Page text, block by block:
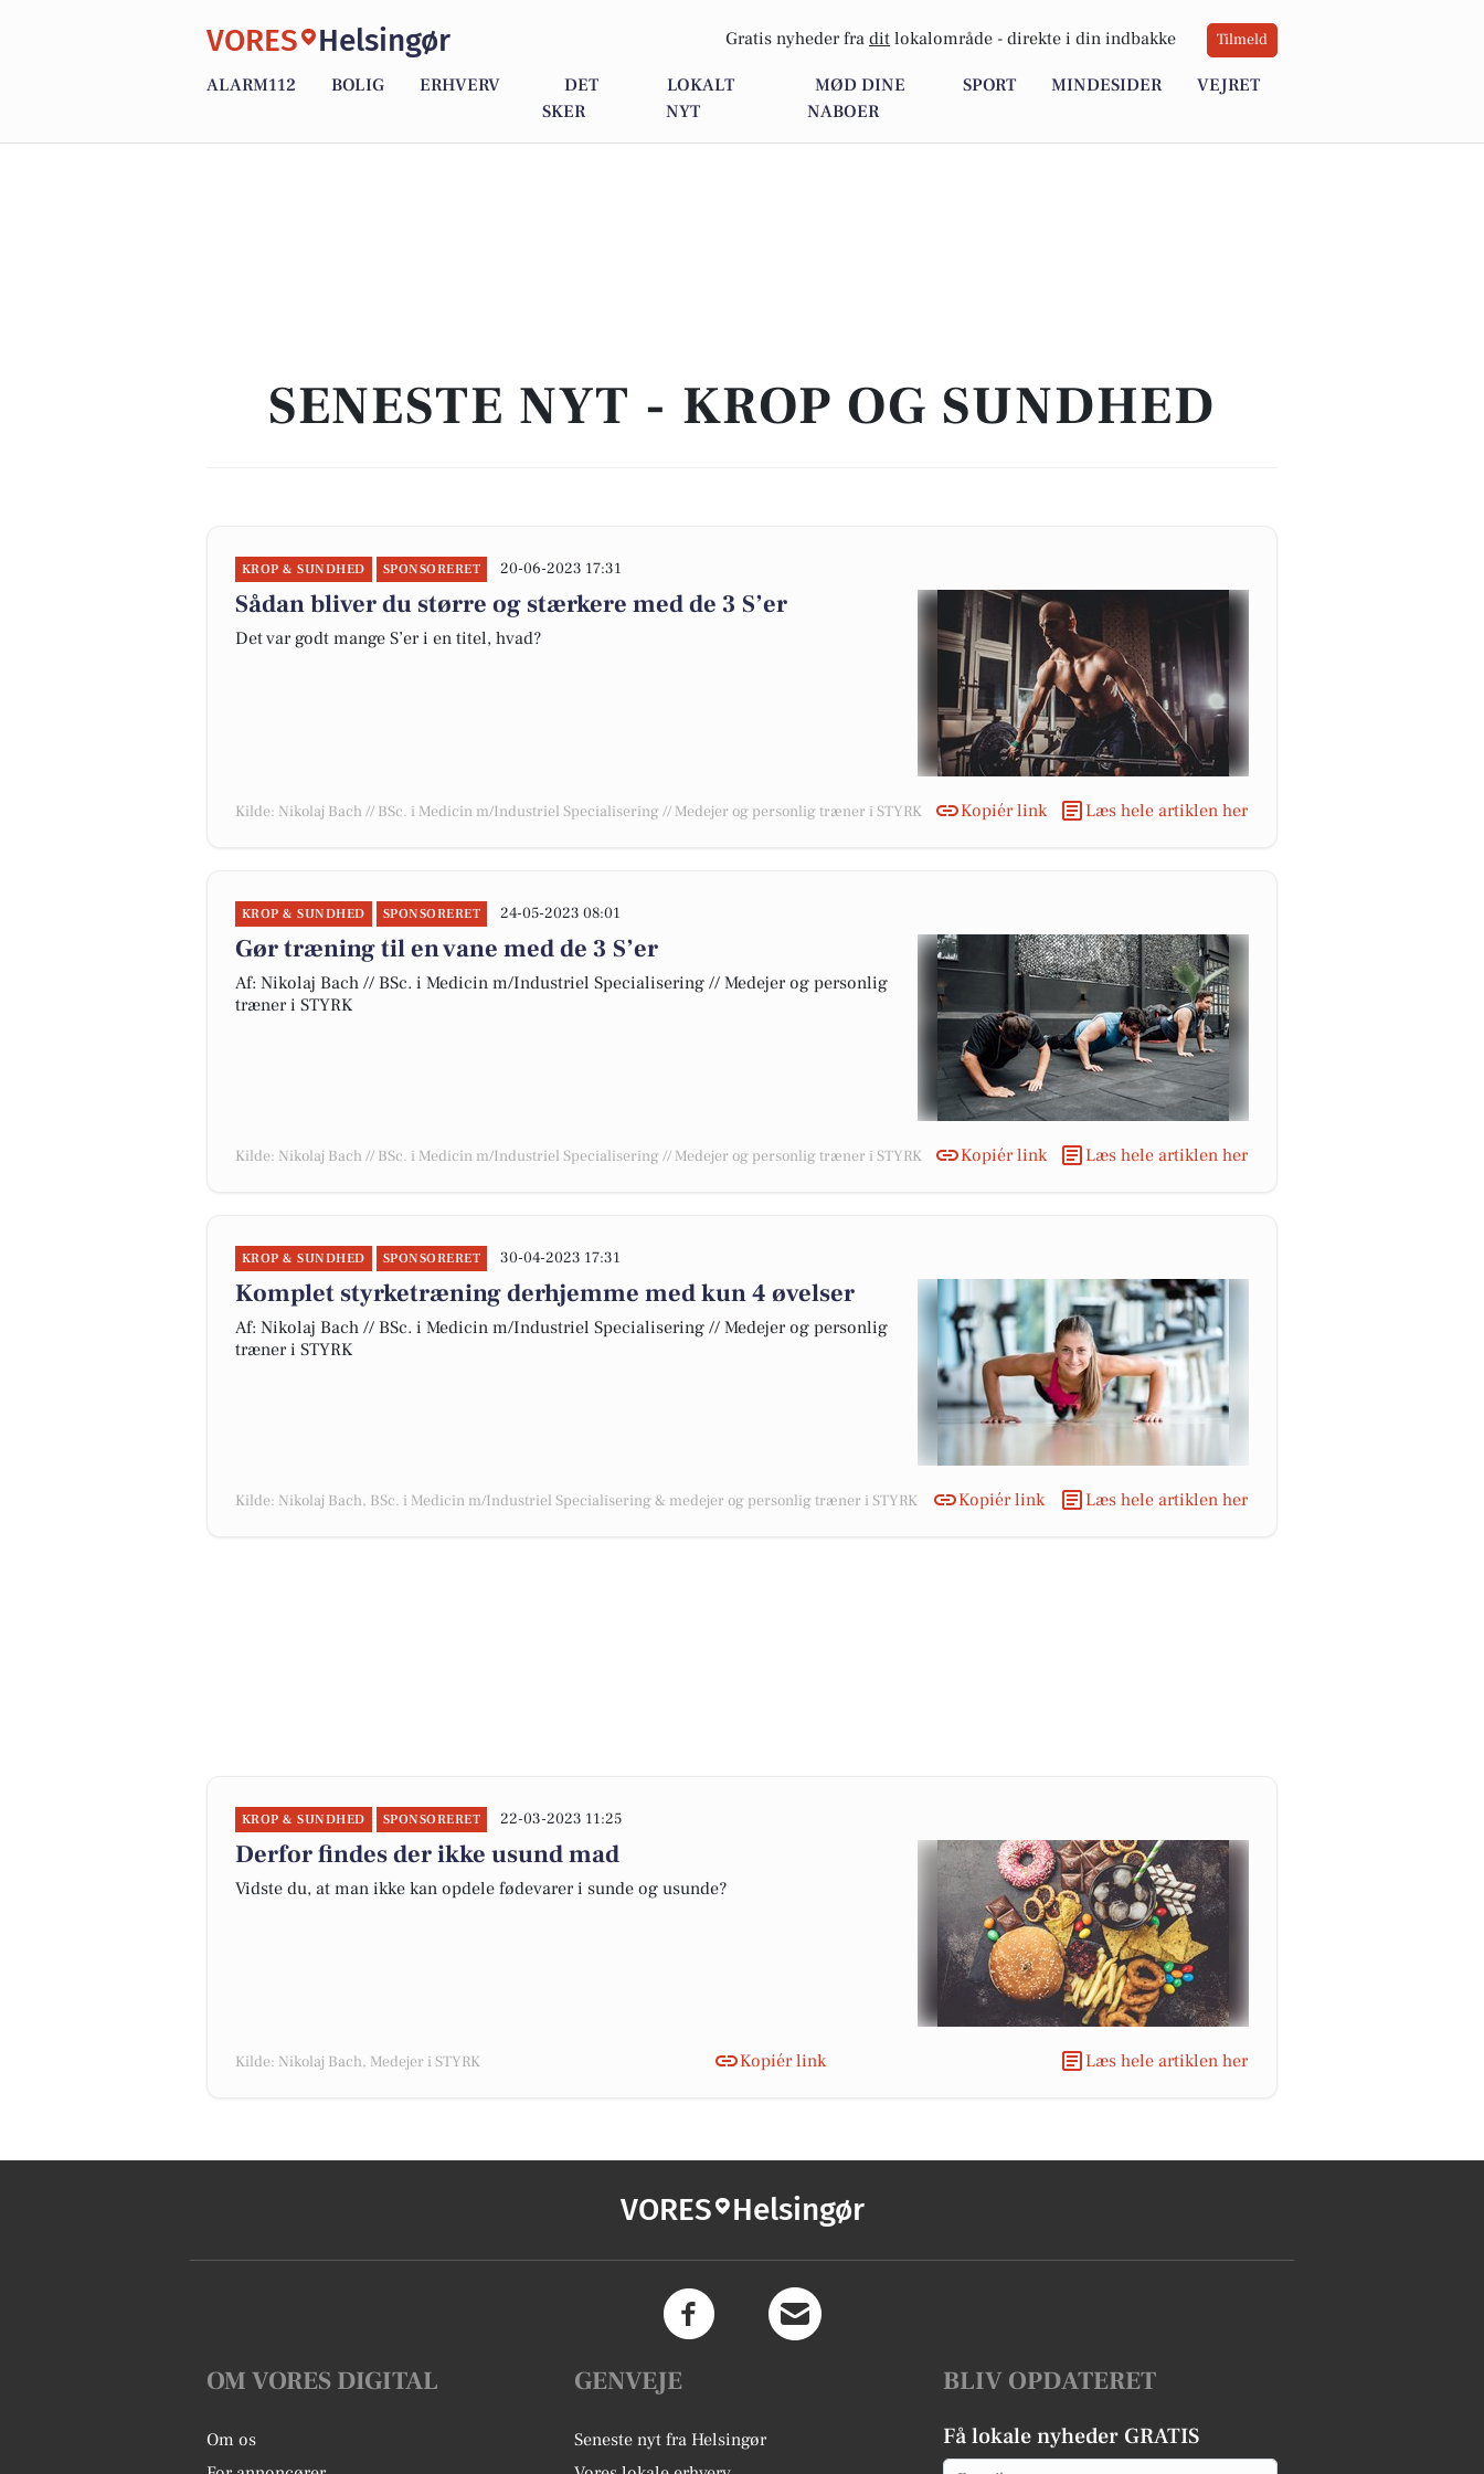
VORES Helsingør Gratis nyheder fra dit lokalområde - direkte i din indbakke Tilmeld
ALARM112 BOLIG ERHVERV
DET
SKER
LOKALT
NYT
MØD DINE
NABOER
SPORT MINDESIDER VEJRET
SENESTE NYT - KROP OG SUNDHED
KROP & SUNDHED SPONSORERET 20-06-2023 17:31
Sådan bliver du større og stærkere med de 3 S’er
Det var godt mange S’er i en titel, hvad?
Kilde: Nikolaj Bach // BSc. i Medicin m/Industriel Specialisering // Medejer og personlig træner i STYRK Kopiér link Læs hele artiklen her
KROP & SUNDHED SPONSORERET 24-05-2023 08:01
Gør træning til en vane med de 3 S’er
Af: Nikolaj Bach // BSc. i Medicin m/Industriel Specialisering // Medejer og personlig
træner i STYRK
Kilde: Nikolaj Bach // BSc. i Medicin m/Industriel Specialisering // Medejer og personlig træner i STYRK Kopiér link Læs hele artiklen her
KROP & SUNDHED SPONSORERET 30-04-2023 17:31
Komplet styrketræning derhjemme med kun 4 øvelser
Af: Nikolaj Bach // BSc. i Medicin m/Industriel Specialisering // Medejer og personlig
træner i STYRK
Kilde: Nikolaj Bach, BSc. i Medicin m/Industriel Specialisering & medejer og personlig træner i STYRK Kopiér link Læs hele artiklen her
KROP & SUNDHED SPONSORERET 22-03-2023 11:25
Derfor findes der ikke usund mad
Vidste du, at man ikke kan opdele fødevarer i sunde og usunde?
Kilde: Nikolaj Bach, Medejer i STYRK Kopiér link Læs hele artiklen her
VORES Helsingør
OM VORES DIGITAL
Om os
GENVEJE
Seneste nyt fra Helsingør
BLIV OPDATERET
Få lokale nyheder GRATIS